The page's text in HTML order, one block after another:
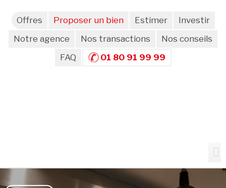
Offres Proposer un bien Estimer
Investir
Notre agence
Nos transactions
Nos conseils
FAQ
01 80 91 99 99